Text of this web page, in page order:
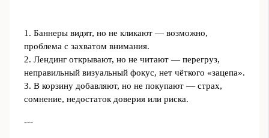
1. Баннеры видят, но не кликают — возможно,
проблема с захватом внимания.
2. Лендинг открывают, но не читают — перегруз,
неправильный визуальный фокус, нет чёткого «зацепа».
3. В корзину добавляют, но не покупают — страх,
сомнение, недостаток доверия или риска.
---